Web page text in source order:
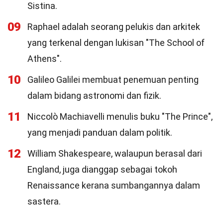
Sistina.
09
Raphael adalah seorang pelukis dan arkitek
yang terkenal dengan lukisan "The School of
Athens".
10
Galileo Galilei membuat penemuan penting
dalam bidang astronomi dan fizik.
11
Niccolò Machiavelli menulis buku "The Prince",
yang menjadi panduan dalam politik.
12
William Shakespeare, walaupun berasal dari
England, juga dianggap sebagai tokoh
Renaissance kerana sumbangannya dalam
sastera.